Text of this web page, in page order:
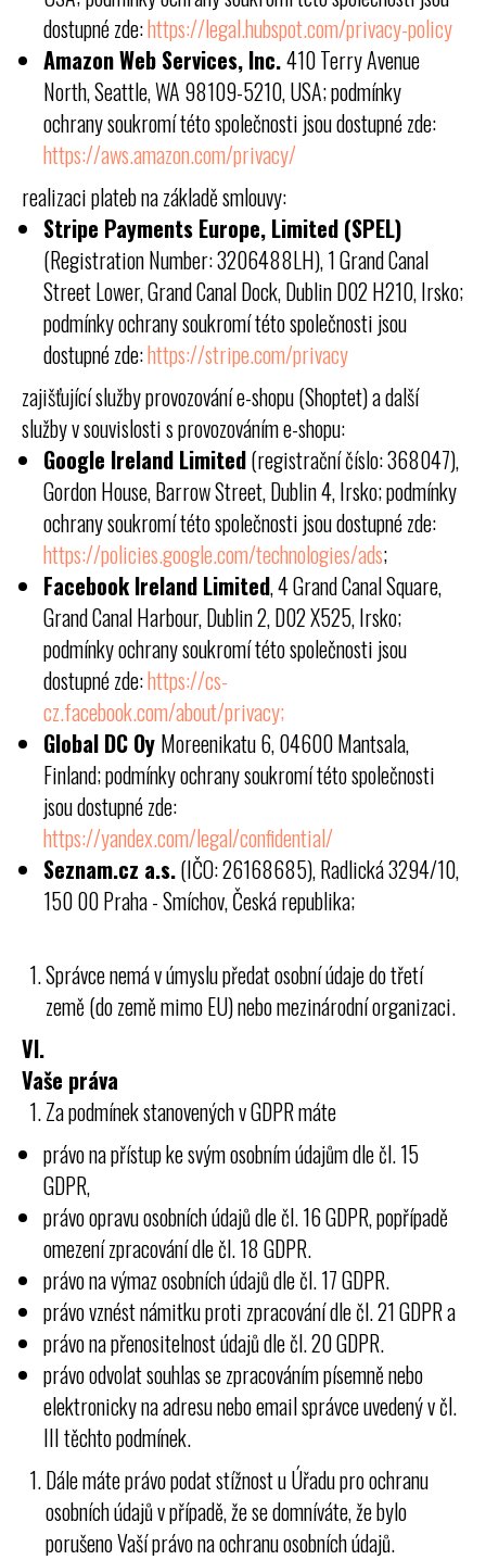
dostupné zde:https://legal.hubspot.com/privacy-policy
Amazon Web Services, Inc.410 Terry Avenue
North, Seattle, WA 98109-5210, USA; podmínky
ochrany soukromí této společnosti jsou dostupné zde:
https://aws.amazon.com/privacy/
realizaci plateb na základě smlouvy:
Stripe Payments Europe, Limited (SPEL)
(Registration Number: 3206488LH), 1 Grand Canal
Street Lower, Grand Canal Dock, Dublin D02 H210, Irsko;
podmínky ochrany soukromí této společnosti jsou
dostupné zde:https://stripe.com/privacy
zajišťující služby provozování e-shopu (Shoptet) a další
služby v souvislosti s provozováním e-shopu:
Google Ireland Limited(registrační číslo: 368047),
Gordon House, Barrow Street, Dublin 4, Irsko; podmínky
ochrany soukromí této společnosti jsou dostupné zde:
https://policies.google.com/technologies/ads;
Facebook Ireland Limited, 4 Grand Canal Square,
Grand Canal Harbour, Dublin 2, D02 X525, Irsko;
podmínky ochrany soukromí této společnosti jsou
dostupné zde:https://cs-
cz.facebook.com/about/privacy;
Global DC Oy Moreenikatu 6, 04600 Mantsala,
Finland; podmínky ochrany soukromí této společnosti
jsou dostupné zde:
https://yandex.com/legal/confidential/
Seznam.cz a.s.(IČO: 26168685), Radlická 3294/10,
150 00 Praha - Smíchov, Česká republika;
Správce nemá v úmyslu předat osobní údaje do třetí
země (do země mimo EU) nebo mezinárodní organizaci.
VI.
Vaše práva
Za podmínek stanovených v GDPR máte
právo na přístup ke svým osobním údajům dle čl. 15
GDPR,
právo opravu osobních údajů dle čl. 16 GDPR, popřípadě
omezení zpracování dle čl. 18 GDPR.
právo na výmaz osobních údajů dle čl. 17 GDPR.
právo vznést námitku proti zpracování dle čl. 21 GDPR a
právo na přenositelnost údajů dle čl. 20 GDPR.
právo odvolat souhlas se zpracováním písemně nebo
elektronicky na adresu nebo email správce uvedený v čl.
III těchto podmínek.
Dále máte právo podat stížnost u Úřadu pro ochranu
osobních údajů v případě, že se domníváte, že bylo
porušeno Vaší právo na ochranu osobních údajů.